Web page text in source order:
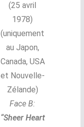
(25 avril
1978)
(uniquement
au Japon,
Canada, USA
et Nouvelle-
Zélande)
Face B:
“Sheer Heart